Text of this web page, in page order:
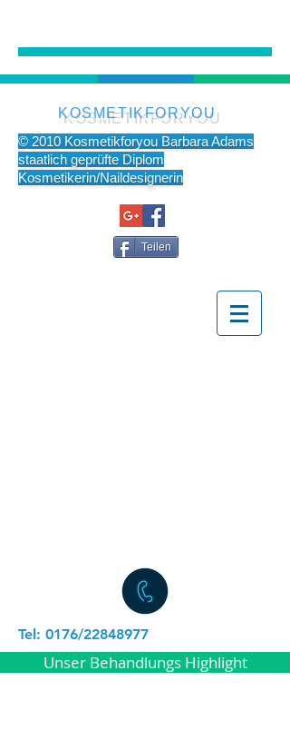
KOSMETIKFORYOU
© 2010 Kosmetikforyou Barbara Adams
staatlich geprüfte Diplom
Kosmetikerin/Naildesignerin
Teilen
Tel: 0176/22848977
Unser Behandlungs Highlight